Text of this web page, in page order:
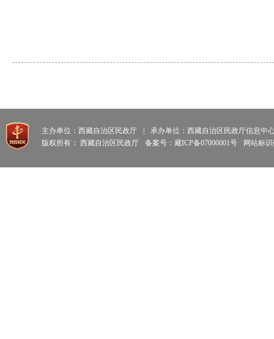
主办单位：西藏自治区民政厅
承办单位：西藏自治区民政厅信息中
版权所有： 西藏自治区民政厅
备案号：藏ICP备07000001号 网站标识